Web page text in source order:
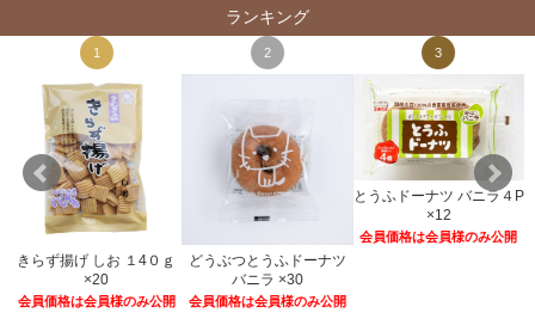
ランキング
1
きらず揚げ しお １4０ｇ
×20
会員価格は会員様のみ公開
2
どうぶつとうふドーナツ
バニラ ×30
会員価格は会員様のみ公開
3
とうふドーナツ バニラ４P
×12
会員価格は会員様のみ公開